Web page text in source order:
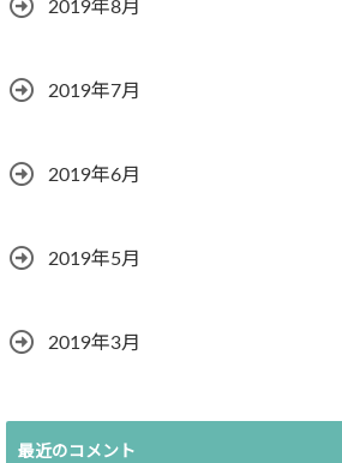
2019年8月
2019年7月
2019年6月
2019年5月
2019年3月
最近のコメント